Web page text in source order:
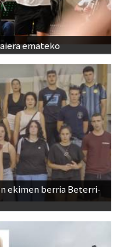
emateko
ekimen berria Beterri-